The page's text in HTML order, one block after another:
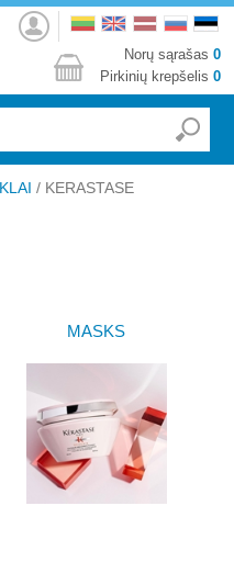
Prisijungti
Norų sąrašas 0
Pirkinių krepšelis 0
/ KERASTASE
MASKS